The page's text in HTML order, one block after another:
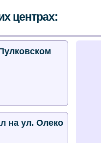
центрах:
на ул. Олеко